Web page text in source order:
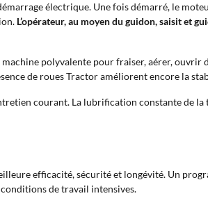
électrique. Une fois démarré, le
L’opérateur, au moyen du guidon, saisit et
polyvalente pour fraiser, aérer, ouvrir
de roues Tractor améliorent encore la
courant. La lubrification constante de
efficacité, sécurité et longévité. Un
de travail intensives.